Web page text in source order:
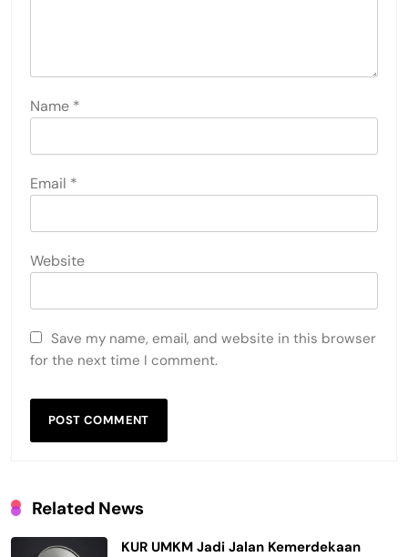
Name *
Email *
Website
Save my name, email, and website in this browser
for the next time I comment.
Related News
KUR UMKM Jadi Jalan Kemerdekaan